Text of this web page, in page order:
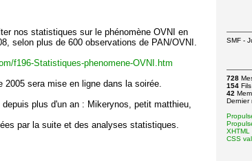
nos statistiques sur le phénomène OVNI en
selon plus de 600 observations de PAN/OVNI.
f196-Statistiques-phenomene-OVNI.htm
2005 sera mise en ligne dans la soirée.
plus d'un an : Mikerynos, petit matthieu,
par la suite et des analyses statistiques.
SMF -
728
154
42
Dernier
XHTML
CSS